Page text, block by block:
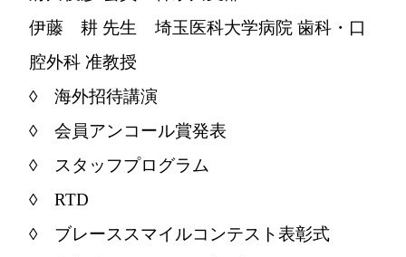
伊藤 耕 先生 埼玉医科大学病院 歯科・口
腔外科 准教授
◊ 海外招待講演
◊ 会員アンコール賞発表
◊ スタッフプログラム
◊ RTD
◊ ブレーススマイルコンテスト表彰式